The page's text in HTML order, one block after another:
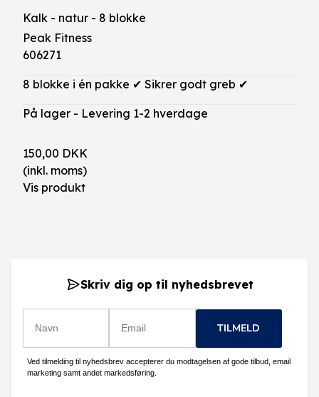
Kalk - natur - 8 blokke
Peak Fitness
606271
8 blokke i én pakke ✔ Sikrer godt greb ✔
På lager - Levering 1-2 hverdage
150,00 DKK
(inkl. moms)
Vis produkt
Skriv dig op til nyhedsbrevet
TILMELD
Ved tilmelding til nyhedsbrev accepterer du modtagelsen af gode tilbud, email
marketing samt andet markedsføring.